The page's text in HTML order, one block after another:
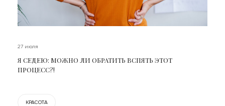
27 июля
Я СЕДЕЮ: МОЖНО ЛИ ОБРАТИТЬ ВСПЯТЬ ЭТОТ
ПРОЦЕСС?!
КРАСОТА